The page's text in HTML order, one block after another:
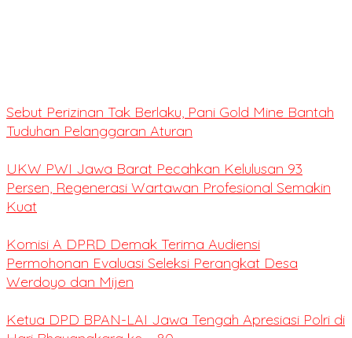
Sebut Perizinan Tak Berlaku, Pani Gold Mine Bantah
Tuduhan Pelanggaran Aturan
UKW PWI Jawa Barat Pecahkan Kelulusan 93
Persen, Regenerasi Wartawan Profesional Semakin
Kuat
Komisi A DPRD Demak Terima Audiensi
Permohonan Evaluasi Seleksi Perangkat Desa
Werdoyo dan Mijen
Ketua DPD BPAN-LAI Jawa Tengah Apresiasi Polri di